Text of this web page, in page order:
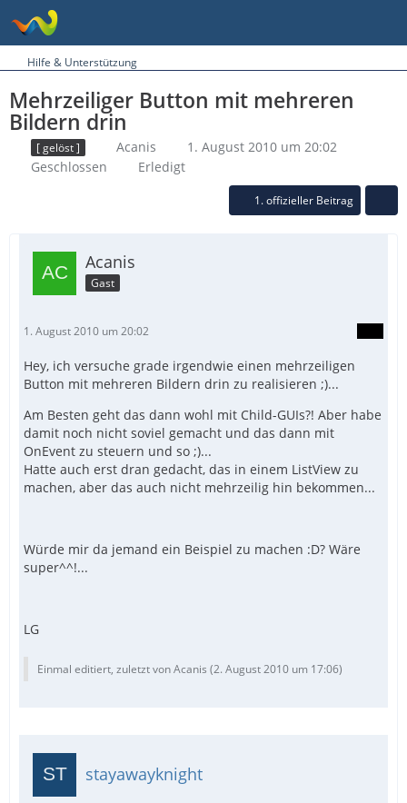
Hilfe & Unterstützung
Mehrzeiliger Button mit mehreren
Bildern drin
[ gelöst ] Acanis
1. August 2010 um 20:02
Geschlossen
Erledigt
1. offizieller Beitrag
Acanis
Gast
1. August 2010 um 20:02
Hey, ich versuche grade irgendwie einen mehrzeiligen
Button mit mehreren Bildern drin zu realisieren ;)...
Am Besten geht das dann wohl mit Child-GUIs?! Aber habe
damit noch nicht soviel gemacht und das dann mit
OnEvent zu steuern und so ;)...
Hatte auch erst dran gedacht, das in einem ListView zu
machen, aber das auch nicht mehrzeilig hin bekommen...
Würde mir da jemand ein Beispiel zu machen :D? Wäre
super^^!...
LG
Einmal editiert, zuletzt von Acanis (2. August 2010 um 17:06)
stayawayknight